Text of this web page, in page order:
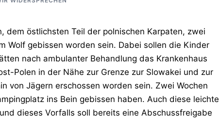
dem östlichsten Teil der polnischen Karpaten, zwei
Wolf gebissen worden sein. Dabei sollen die Kinder
nach ambulanter Behandlung das Krankenhaus
Polen in der Nähe zur Grenze zur Slowakei und zur
von Jägern erschossen worden sein. Zwei Wochen
ins Bein gebissen haben. Auch diese leichte
dieses Vorfalls soll bereits eine Abschussfreigabe